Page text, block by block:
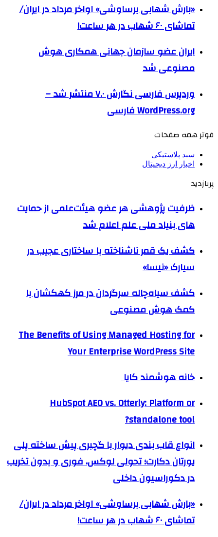
«بارش شهابی برساوشی» اواخر مرداد در ایران/
تماشای ۶۰ شهاب در هر ساعت!
ایران عضو سازمان جهانی همکاری هوش
مصنوعی شد
وردپرس فارسی نگارش ۷.۰ منتشر شد –
WordPress.org فارسی
فوتر همه صفحات
سبد پلاستیکی
اخبار ارز دیجیتال
پربازدید
ظرفیت پژوهشی هر عضو هیئت‌علمی از حمایت
های بنیاد ملی علم اعلام شد
کشف یک قمر ناشناخته با ساختاری عجیب در
سیارک «نیسا»
کشف سیاه‌چاله سرگردان در مرز کهکشان با
کمک هوش مصنوعی
The Benefits of Using Managed Hosting for
Your Enterprise WordPress Site
خانه هوشمند کایا
HubSpot AEO vs. Otterly: Platform or
standalone tool?
انواع قاب بندی دیوار با گچبری پیش ساخته پلی
یورتان دکارت؛ تحولی لوکس، فوری و بدون تخریب
در دکوراسیون داخلی
«بارش شهابی برساوشی» اواخر مرداد در ایران/
تماشای ۶۰ شهاب در هر ساعت!